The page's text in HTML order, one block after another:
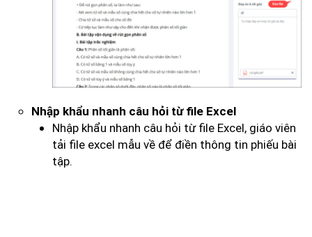
Nhập khẩu nhanh câu hỏi từ file Excel
Nhập khẩu nhanh câu hỏi từ file Excel, giáo viên
tải file excel mẫu về để điền thông tin phiếu bài
tập.